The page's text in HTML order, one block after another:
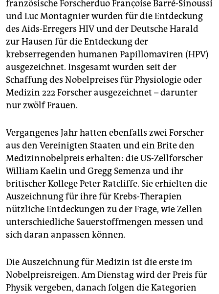
französische Forscherduo Françoise Barré-Sinoussi
und Luc Montagnier wurden für die Entdeckung
des Aids-Erregers HIV und der Deutsche Harald
zur Hausen für die Entdeckung der
krebserregenden humanen Papillomaviren (HPV)
ausgezeichnet. Insgesamt wurden seit der
Schaffung des Nobelpreises für Physiologie oder
Medizin 222 Forscher ausgezeichnet – darunter
nur zwölf Frauen.
Vergangenes Jahr hatten ebenfalls zwei Forscher
aus den Vereinigten Staaten und ein Brite den
Medizinnobelpreis erhalten: die US-Zellforscher
William Kaelin und Gregg Semenza und ihr
britischer Kollege Peter Ratcliffe. Sie erhielten die
Auszeichnung für ihre für Krebs-Therapien
nützliche Entdeckungen zu der Frage, wie Zellen
unterschiedliche Sauerstoffmengen messen und
sich daran anpassen können.
Die Auszeichnung für Medizin ist die erste im
Nobelpreisreigen. Am Dienstag wird der Preis für
Physik vergeben, danach folgen die Kategorien